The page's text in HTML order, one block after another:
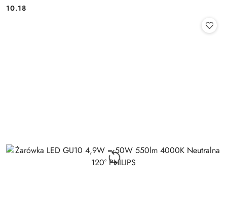
Cena:
10.18